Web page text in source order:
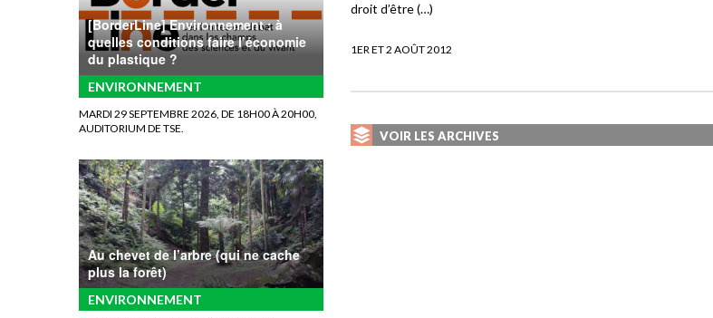
droit d’être (…)
1ER ET 2 AOÛT 2012
VOIR LES ARCHIVES
[BorderLine] Environnement : à
quelles conditions faire l’économie
du plastique ?
ENVIRONNEMENT
MARDI 29 SEPTEMBRE 2026, DE 18H00 À 20H00,
AUDITORIUM DE TSE.
Au chevet de l’arbre (qui ne cache
plus la forêt)
ENVIRONNEMENT